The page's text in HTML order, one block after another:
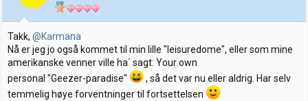
r
:
Takk, @Karmana
Nå er jeg jo også kommet til min lille "leisuredome", eller som mine
amerikanske venner ville ha´ sagt: Your own
personal "Geezer-paradise"
, så det var nu eller aldrig. Har selv
temmelig høye forventninger til fortsettelsen